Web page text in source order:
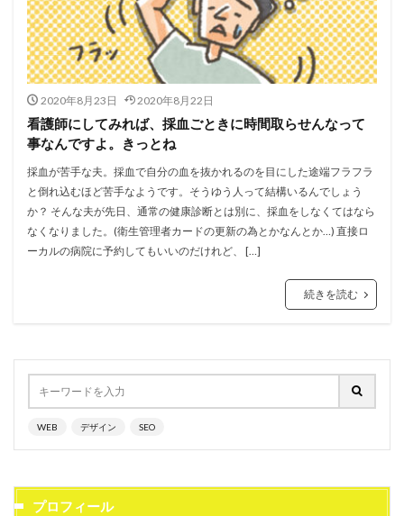
2020年8月23日 2020年8月22日
看護師にしてみれば、採血ごときに時間取らせんなって
事なんですよ。きっとね
採血が苦手な夫。採血で自分の血を抜かれるのを目にした途端フラフラ
と倒れ込むほど苦手なようです。そうゆう人って結構いるんでしょう
か？ そんな夫が先日、通常の健康診断とは別に、採血をしなくてはなら
なくなりました。(衛生管理者カードの更新の為とかなんとか…) 直接ロ
ーカルの病院に予約してもいいのだけれど、 […]
続きを読む
WEB デザイン SEO
プロフィール